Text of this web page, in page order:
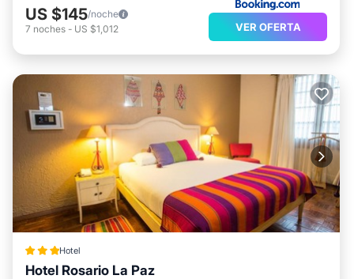
US $145/noche
7 noches - US $1,012 VER OFERTA
Hotel
Hotel Rosario La Paz